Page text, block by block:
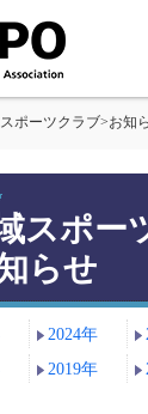
ポーツクラブ>お知
スポー
らせ
2024年
2019年